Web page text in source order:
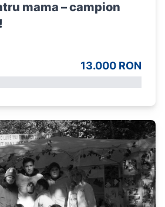
mama – campion
13.000 RON